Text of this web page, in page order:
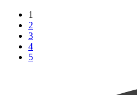
1
2
3
4
5